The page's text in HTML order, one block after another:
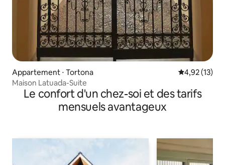
Appartement ⋅ Tortona Évaluation
4,92 (13)
Maison Latuada-Suite
Le confort d'un chez-soi et des tarifs
mensuels avantageux